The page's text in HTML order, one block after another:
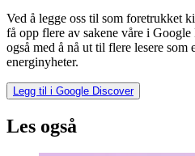
Ved å legge oss til som foretrukket
få opp flere av sakene våre i
også med å nå ut til flere lesere som
energinyheter.
Legg til i Google Discover
Les også